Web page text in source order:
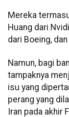
Mereka
Huang dari
dari Boeing,
Namun, bagi
tampaknya
isu yang
perang yang
Iran pada akhir